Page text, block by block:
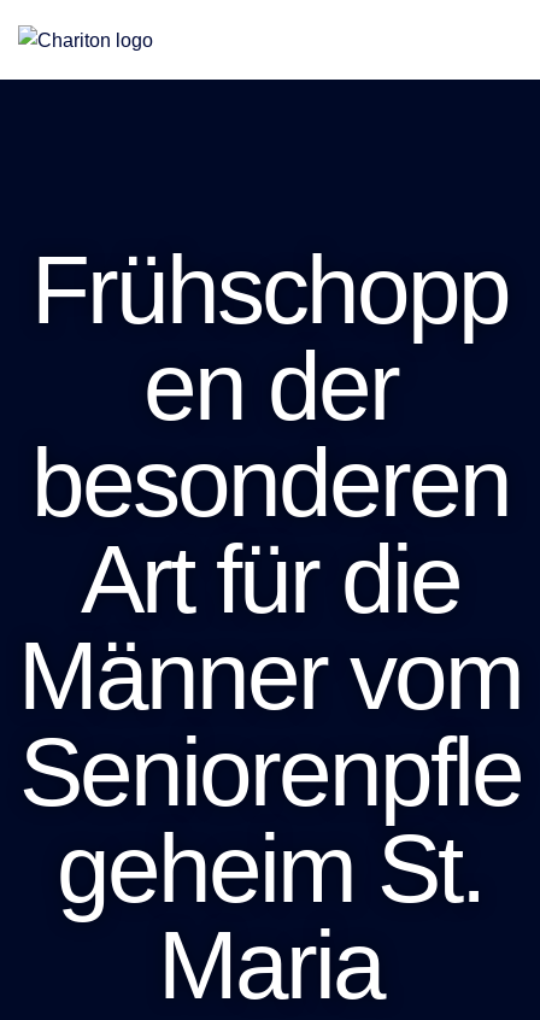
Frühschopp
en der
besonderen
Art für die
Männer vom
Seniorenpfle
geheim St.
Maria